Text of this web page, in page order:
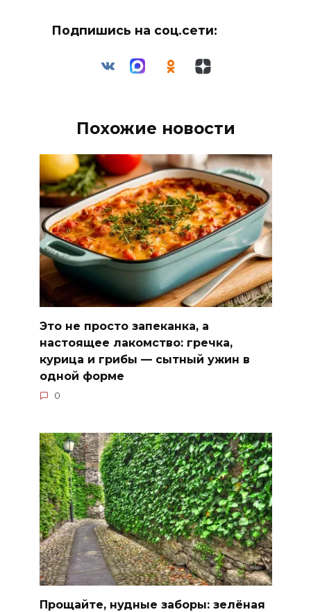
Подпишись на соц.сети:
Похожие новости
Это не просто запеканка, а
настоящее лакомство: гречка,
курица и грибы — сытный ужин в
одной форме
0
Прощайте, нудные заборы: зелёная